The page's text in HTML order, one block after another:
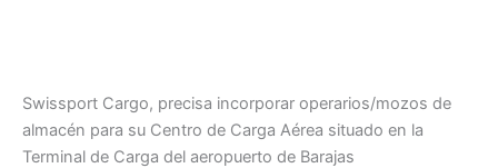
Swissport Cargo, precisa incorporar operarios/mozos de
almacén para su Centro de Carga Aérea situado en la
Terminal de Carga del aeropuerto de Barajas